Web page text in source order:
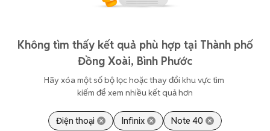
Không tìm thấy kết quả phù hợp tại Thành phố
Đồng Xoài, Bình Phước
Hãy xóa một số bộ lọc hoặc thay đổi khu vực tìm
kiếm để xem nhiều kết quả hơn
Điện thoại Infinix Note 40